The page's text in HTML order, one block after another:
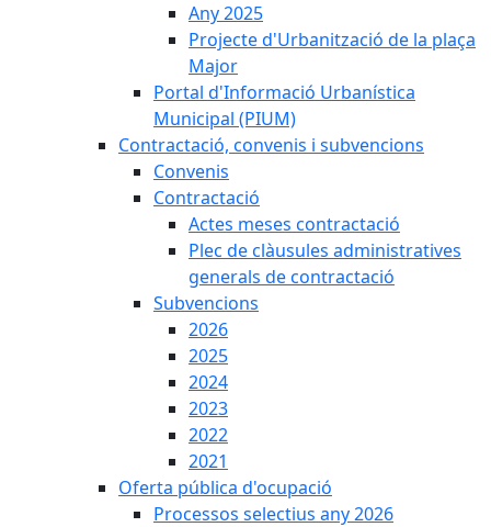
Any 2025
Projecte d'Urbanització de la plaça
Major
Portal d'Informació Urbanística
Municipal (PIUM)
Contractació, convenis i subvencions
Convenis
Contractació
Actes meses contractació
Plec de clàusules administratives
generals de contractació
Subvencions
2026
2025
2024
2023
2022
2021
Oferta pública d'ocupació
Processos selectius any 2026